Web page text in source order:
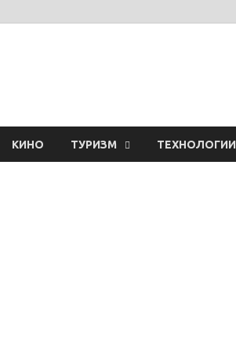
КИНО ТУРИЗМ ТЕХНОЛОГИИ